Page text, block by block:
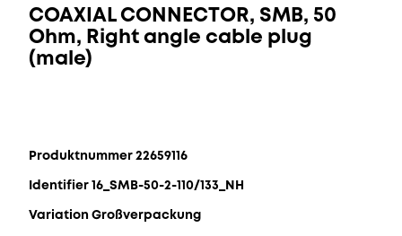
COAXIAL CONNECTOR, SMB, 50
Ohm, Right angle cable plug
(male)
Produktnummer 22659116
Identifier 16_SMB-50-2-110/133_NH
Variation Großverpackung